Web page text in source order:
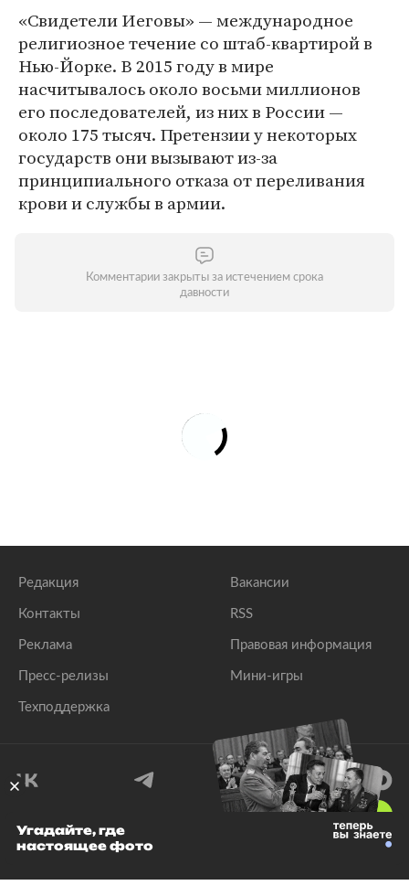
«Свидетели Иеговы» — международное
религиозное течение со штаб-квартирой в
Нью-Йорке. В 2015 году в мире
насчитывалось около восьми миллионов
его последователей, из них в России —
около 175 тысяч. Претензии у некоторых
государств они вызывают из-за
принципиального отказа от переливания
крови и службы в армии.
Комментарии закрыты за истечением срока
давности
Редакция
Контакты
Реклама
Пресс-релизы
Техподдержка
Вакансии
RSS
Правовая информация
Мини-игры
© 1999–2026 Все права защищены.
Угадайте, где
настоящее фото